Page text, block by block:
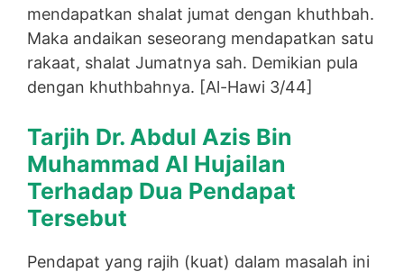
mendapatkan shalat jumat dengan khuthbah.
Maka andaikan seseorang mendapatkan satu
rakaat, shalat Jumatnya sah. Demikian pula
dengan khuthbahnya. [Al-Hawi 3/44]
Tarjih Dr. Abdul Azis Bin
Muhammad Al Hujailan
Terhadap Dua Pendapat
Tersebut
Pendapat yang rajih (kuat) dalam masalah ini